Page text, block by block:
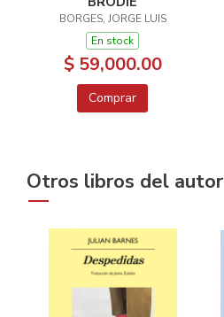
BORGES, JORGE LUIS
En stock
$ 59,000.00
Comprar
Otros libros del autor